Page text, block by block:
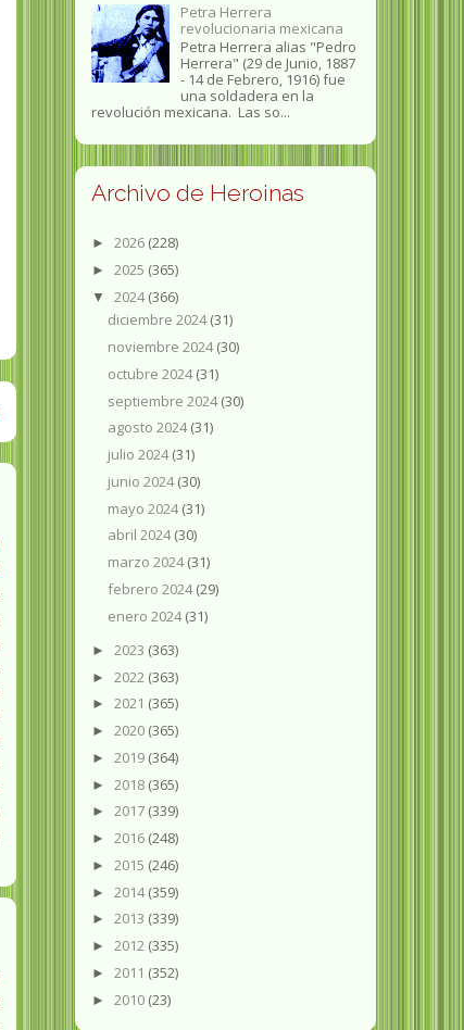
Petra Herrera
revolucionaria mexicana
Petra Herrera alias "Pedro
Herrera" (29 de Junio, 1887
- 14 de Febrero, 1916) fue
una soldadera en la
revolución mexicana. Las so...
Archivo de Heroinas
► 2026 (228)
► 2025 (365)
▼ 2024(366)
diciembre 2024(31)
noviembre 2024(30)
octubre 2024(31)
septiembre 2024(30)
agosto 2024(31)
julio 2024(31)
junio 2024(30)
mayo 2024(31)
abril 2024(30)
marzo 2024(31)
febrero 2024(29)
enero 2024(31)
► 2023 (363)
► 2022 (363)
► 2021 (365)
► 2020 (365)
► 2019 (364)
► 2018 (365)
► 2017 (339)
► 2016 (248)
► 2015 (246)
► 2014(359)
► 2013 (339)
► 2012 (335)
► 2011 (352)
► 2010 (23)